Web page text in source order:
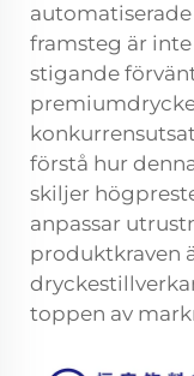
automatiserade
framsteg är
stigande
förstå hur
skiljer
anpassar
produktkraven
toppen av